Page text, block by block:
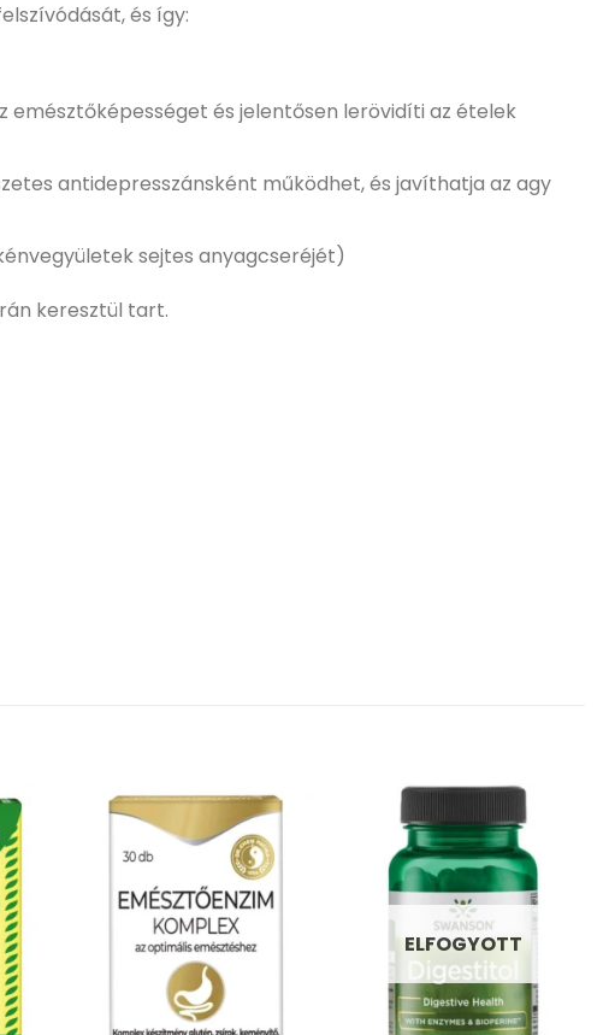
és így:
és jelentősen lerövidíti az ételek
antidepresszánsként működhet, és javíthatja az agy
sejtes anyagcseréjét)
keresztül tart.
Kívánságlistához
adás
Kívánságlistához
adás
ELFOGYOTT